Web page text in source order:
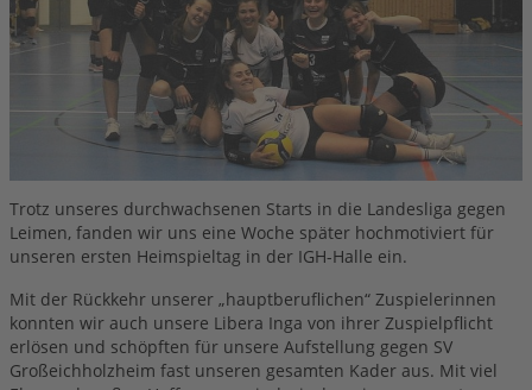
SG Herren 2 (Oberliga)
SG Herren 3 (Oberliga)
SG Herren 4 (Verbandsliga)
SG Herren 5 (Landesliga)
SG Herren 6 (Landesliga)
SG Herren 7 (Bezirksliga)
SG Herren 8 (Bezirksklasse)
SG Herren 9 (Bezirksklasse)
Jugend Anfänger Mädchen
U18 männlich
U18 weiblich
U20 weiblich
Trotz unseres durchwachsenen Starts in die Landesliga gegen
Leimen, fanden wir uns eine Woche später hochmotiviert für
unseren ersten Heimspieltag in der IGH-Halle ein.
Mit der Rückkehr unserer „hauptberuflichen“ Zuspielerinnen
konnten wir auch unsere Libera Inga von ihrer Zuspielpflicht
erlösen und schöpften für unsere Aufstellung gegen SV
Großeichholzheim fast unseren gesamten Kader aus. Mit viel